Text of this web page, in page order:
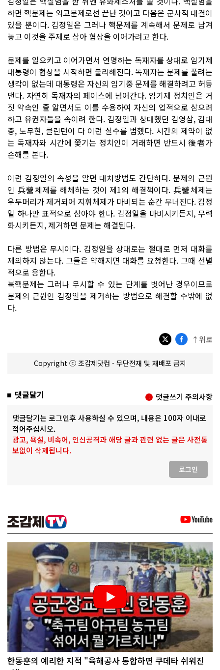
하면 핵문제는 외교문제로선 끝난 것이고 다음은 군사적 대결이
있을 뿐이다. 김정일은 그러나 핵문제를 계속해서 문제로 남겨
놓고 이것을 주제로 삼아 협상을 이어가려고 한다.
문제를 일으키고 이어가면서 연명하는 독재자를 상대로 임기제
대통령이 협상을 시작하면 불리해진다. 독재자는 문제를 풀려는
생각이 없는데 대통령은 자신의 임기중 문제를 해결하려고 허둥
댄다. 자연히 독재자의 페이스에 넘어간다. 임기제 정치인은 거
짓 약속인 줄 알면서도 이를 수용하여 자신의 업적으로 삼으려
하고 유권자들을 속이려 한다. 김정일과 상대했던 김영삼, 김대
중, 노무현, 클린턴이 다 이런 실수를 범했다. 시간의 제약이 없
는 독재자와 시간에 쫓기는 정치인이 거래하면 반드시 後者가
손해를 본다.
이런 김정일의 속성을 알면 대처방법도 간단하다. 문제의 근원
인 兵營체제를 해체하는 것이 제1의 해결책이다. 兵營체제는
우두머리가 제거되어 지휘체제가 마비되는 순간 무너진다. 김정
일 하나만 표적으로 삼아야 한다. 김정일을 마비시키든지, 무력
화시키든지, 제거하면 문제는 해결된다.
다른 방법은 무시이다. 김정일을 상대로는 절대로 먼저 대화를
제의하지 않는다. 그들은 약해지면 대화를 요청한다. 그때 선별
적으로 응한다.
북핵문제는 그러나 무시할 수 있는 단계를 벗어난 경우이므로
문제의 근원인 김정일을 제거하는 방법으로 해결할 수밖에 없
다.
↑위로
Copyright ⓒ 조갑제닷컴 - 무단전재 및 재배포 금지
댓글달기 댓글쓰기 주의사항
댓글달기는 로그인후 사용하실 수 있으며, 내용은 100자 이내로
적어주십시오.
광고, 욕설, 비속어, 인신공격과 해당 글과 관련 없는 글은 사전통
보없이 삭제됩니다.
로그인
한동훈의 예리한 지적 "육해공사 통합하면 쿠데타 쉬워진